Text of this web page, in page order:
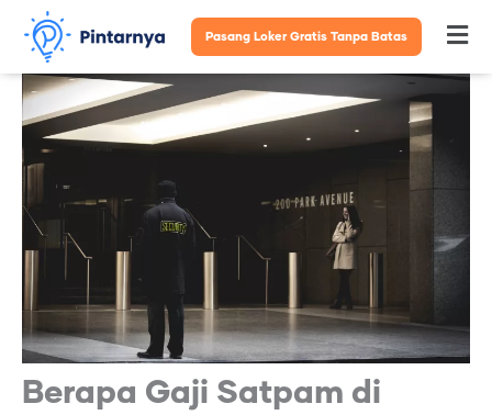
Lewati
konten
Pasang Loker Gratis Tanpa Batas
Berapa Gaji Satpam di